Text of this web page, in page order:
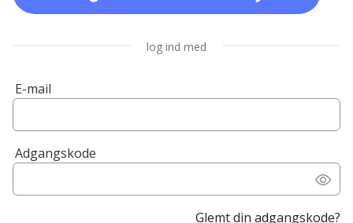
log ind med
E-mail
Adgangskode
Glemt din adgangskode?